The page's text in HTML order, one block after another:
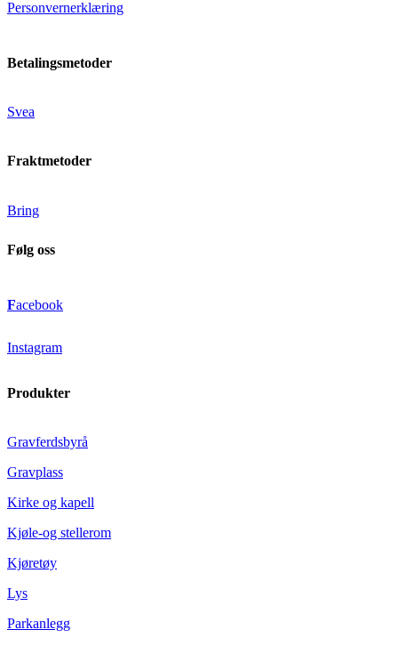
Personvernerklæring
Betalingsmetoder
Svea
Fraktmetoder
Bring
Følg oss
Facebook
Instagram
Produkter
Gravferdsbyrå
Gravplass
Kirke og kapell
Kjøle-og stellerom
Kjøretøy
Lys
Parkanlegg